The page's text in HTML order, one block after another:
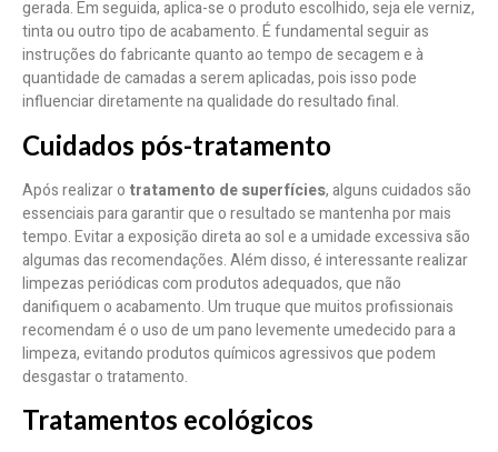
gerada. Em seguida, aplica-se o produto escolhido, seja ele verniz,
tinta ou outro tipo de acabamento. É fundamental seguir as
instruções do fabricante quanto ao tempo de secagem e à
quantidade de camadas a serem aplicadas, pois isso pode
influenciar diretamente na qualidade do resultado final.
Cuidados pós-tratamento
Após realizar o tratamento de superfícies, alguns cuidados são
essenciais para garantir que o resultado se mantenha por mais
tempo. Evitar a exposição direta ao sol e a umidade excessiva são
algumas das recomendações. Além disso, é interessante realizar
limpezas periódicas com produtos adequados, que não
danifiquem o acabamento. Um truque que muitos profissionais
recomendam é o uso de um pano levemente umedecido para a
limpeza, evitando produtos químicos agressivos que podem
desgastar o tratamento.
Tratamentos ecológicos